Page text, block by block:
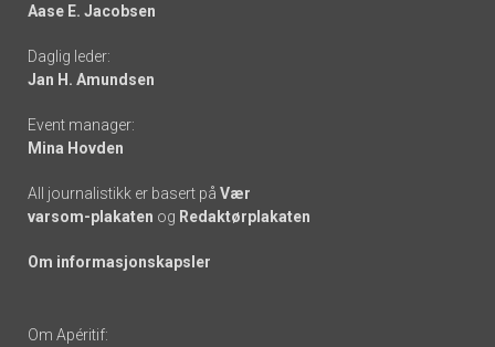
-
links
Aase E. Jacobsen
Daglig leder:
Jan H. Amundsen
Event manager:
Mina Hovden
All journalistikk er basert på Vær
varsom-plakaten og Redaktørplakaten
Om informasjonskapsler
Om Apéritif: